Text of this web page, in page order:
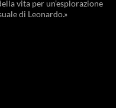
vita per un’esplorazione
di Leonardo.»